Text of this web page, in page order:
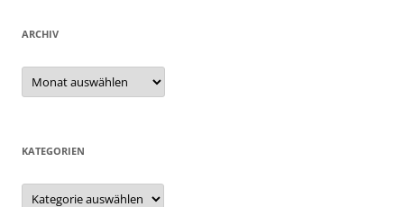
ARCHIV
Archiv
KATEGORIEN
Kategorien